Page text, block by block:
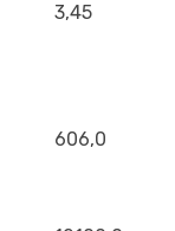
3,45
606,0